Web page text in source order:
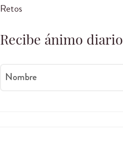
Retos
Recibe ánimo diario
Nombre